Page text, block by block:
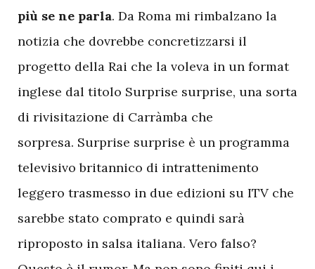
più se ne parla. Da Roma mi rimbalzano la
notizia che dovrebbe concretizzarsi il
progetto della Rai che la voleva in un format
inglese dal titolo Surprise surprise, una sorta
di rivisitazione di Carràmba che
sorpresa. Surprise surprise è un programma
televisivo britannico di intrattenimento
leggero trasmesso in due edizioni su ITV che
sarebbe stato comprato e quindi sarà
riproposto in salsa italiana. Vero falso?